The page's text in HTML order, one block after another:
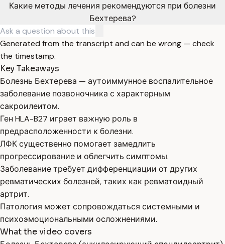
Какие методы лечения рекомендуются при болезни
Бехтерева?
Generated from the transcript and can be wrong — check
the timestamp.
Key Takeaways
Болезнь Бехтерева — аутоиммунное воспалительное
заболевание позвоночника с характерным
сакроилеитом.
Ген HLA-B27 играет важную роль в
предрасположенности к болезни.
ЛФК существенно помогает замедлить
прогрессирование и облегчить симптомы.
Заболевание требует дифференциации от других
ревматических болезней, таких как ревматоидный
артрит.
Патология может сопровождаться системными и
психоэмоциональными осложнениями.
What the video covers